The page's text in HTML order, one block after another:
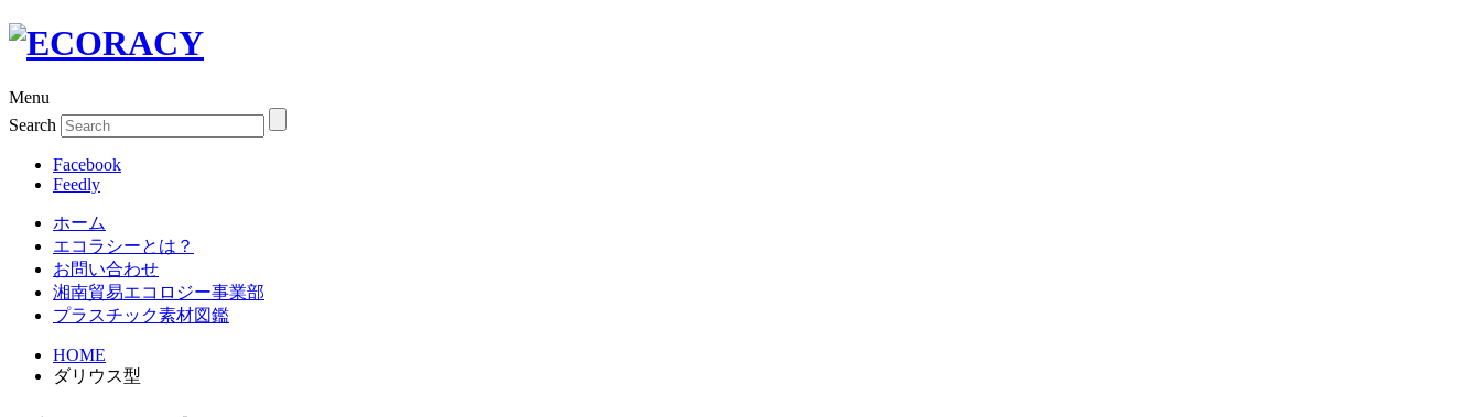
Menu
Search
Facebook
Feedly
ホーム
エコラシーとは？
お問い合わせ
湘南貿易エコロジー事業部
プラスチック素材図鑑
HOME
ダリウス型